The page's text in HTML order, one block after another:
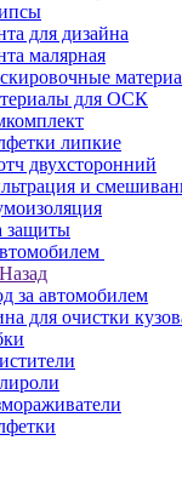
для дизайна
малярная
для ОСК
липкие
двухсторонний
и
защиты
Назад
за автомобилем
для очистки